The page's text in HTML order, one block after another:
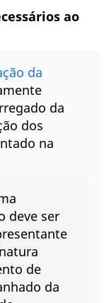
ao
da
da
dos
na
deve ser
de
da